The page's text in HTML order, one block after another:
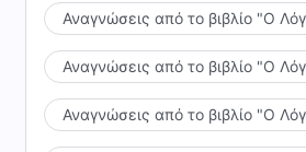
Αναγνώσεις από το βιβλίο "Ο
Αναγνώσεις από το βιβλίο "Ο
Αναγνώσεις από το βιβλίο "Ο